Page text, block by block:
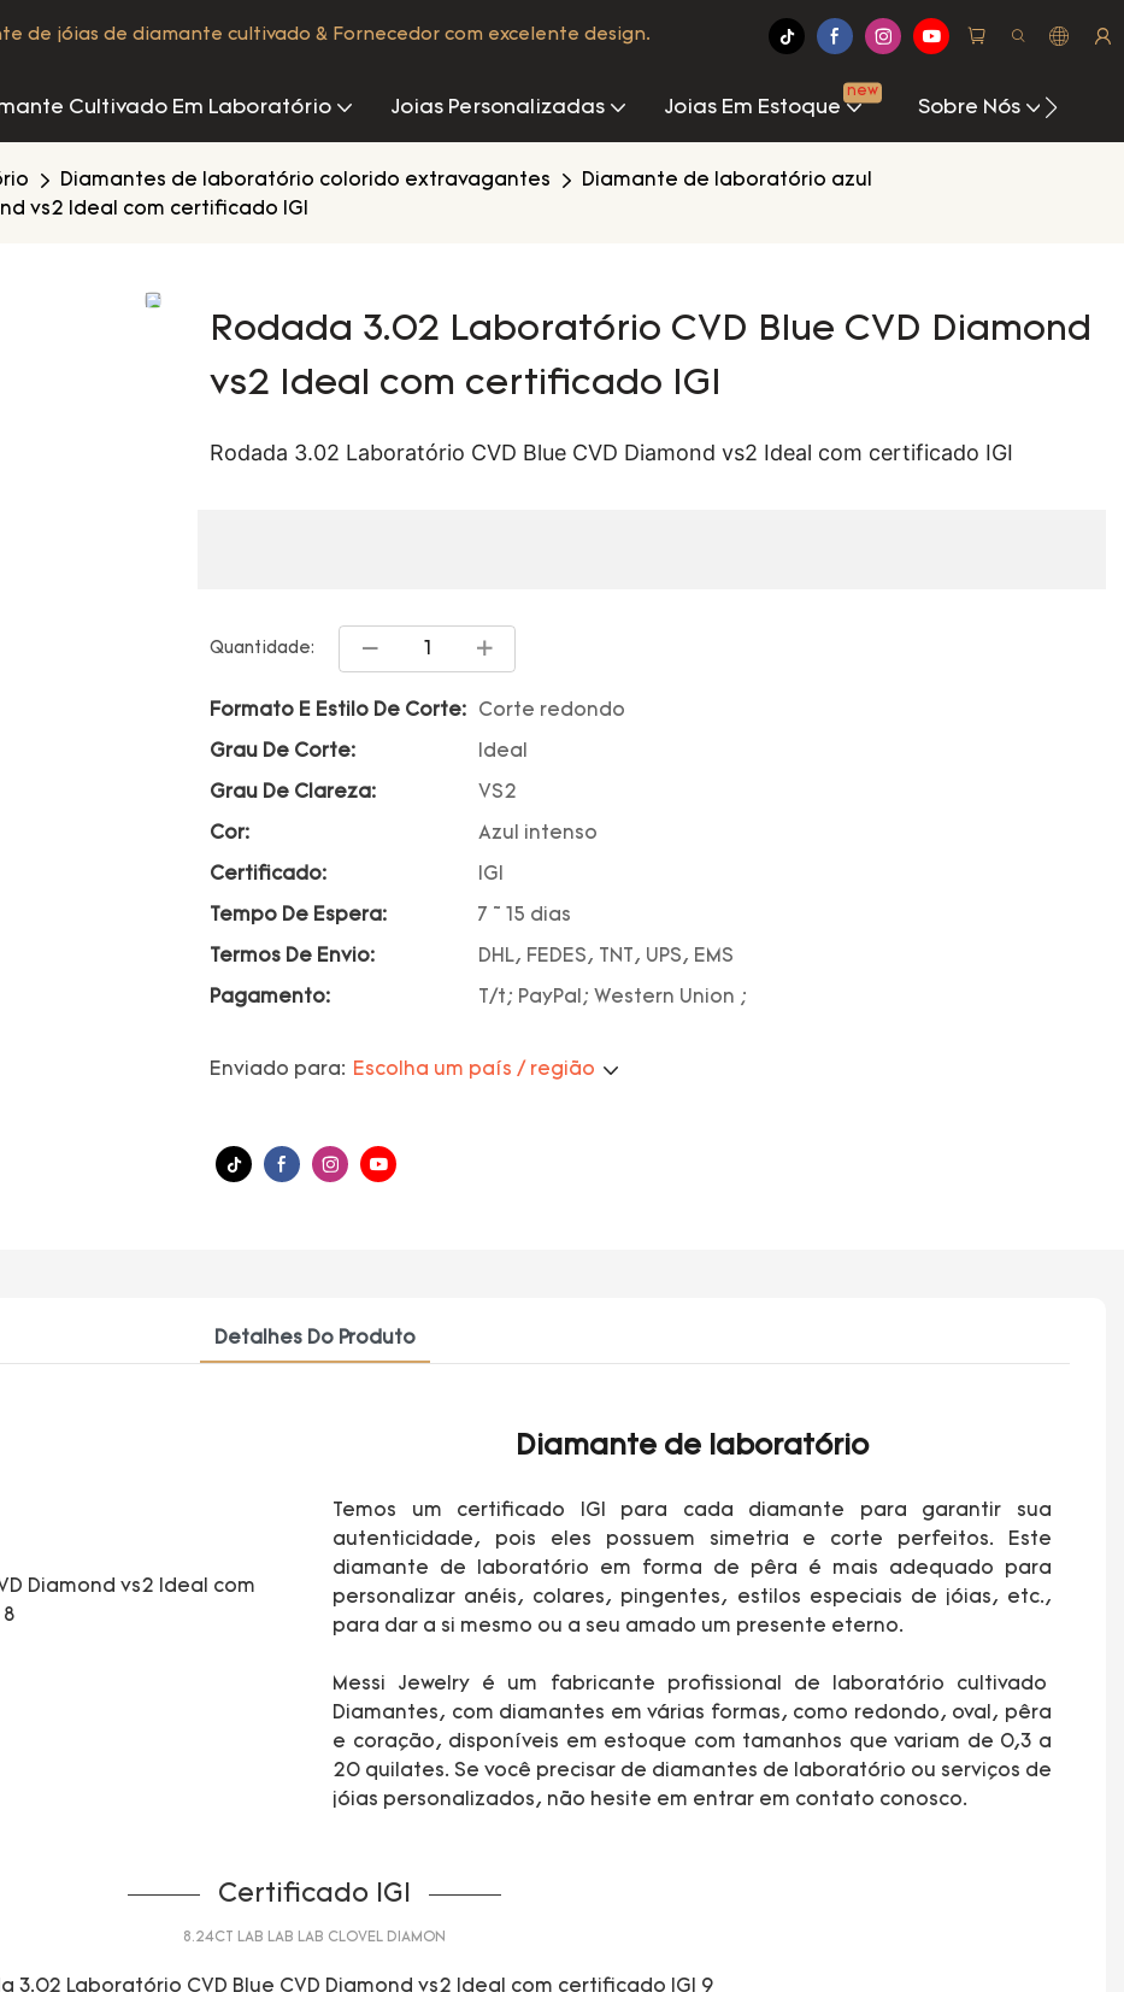
de jóias de diamante cultivado & Fornecedor com excelente design.
Cultivado Em Laboratório Joias Personalizadas Joias Em Estoque
new
Sobre Nós
Diamantes de laboratório colorido extravagantes
Diamante de laboratório azul
vs2 Ideal com certificado IGI
Rodada 3.02 Laboratório CVD Blue CVD Diamond
vs2 Ideal com certificado IGI
Rodada 3.02 Laboratório CVD Blue CVD Diamond vs2 Ideal com certificado IGI
Quantidade:
Formato E Estilo De Corte: Corte redondo
Grau De Corte: Ideal
Grau De Clareza: VS2
Cor: Azul intenso
Certificado: IGI
Tempo De Espera: 7 ~ 15 dias
Termos De Envio: DHL, FEDES, TNT, UPS, EMS
Pagamento: T/t; PayPal; Western Union ;
Enviado para: Escolha um país / região
Detalhes Do Produto
Diamante de laboratório
Temos um certificado IGI para cada diamante para garantir sua
autenticidade, pois eles possuem simetria e corte perfeitos. Este
diamante de laboratório em forma de pêra é mais adequado para
personalizar anéis, colares, pingentes, estilos especiais de jóias, etc.,
para dar a si mesmo ou a seu amado um presente eterno.
Messi Jewelry é um fabricante profissional de laboratório cultivado
Diamantes, com diamantes em várias formas, como redondo, oval, pêra
e coração, disponíveis em estoque com tamanhos que variam de 0,3 a
20 quilates. Se você precisar de diamantes de laboratório ou serviços de
jóias personalizados, não hesite em entrar em contato conosco.
Certificado IGI
8.24CT LAB LAB LAB CLOVEL DIAMON